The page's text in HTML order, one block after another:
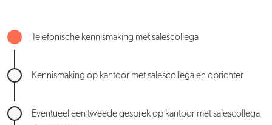
Telefonische kennismaking met salescollega
Kennismaking op kantoor met salescollega en oprichter
Eventueel een tweede gesprek op kantoor met salescollega